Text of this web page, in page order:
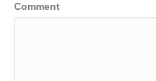
Comment